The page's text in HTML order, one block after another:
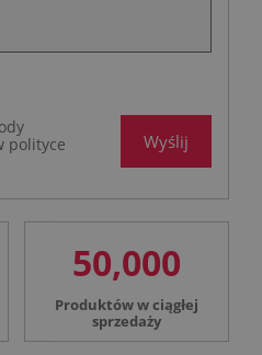
polityce
Wyślij
50,000
Produktów w ciągłej
sprzedaży